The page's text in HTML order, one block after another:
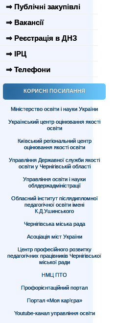
⇒ Публічні закупівлі
⇒ Вакансії
⇒ Реєстрація в ДНЗ
⇒ ІРЦ
⇒ Телефони
КОРИСНІ ПОСИЛАННЯ
Міністерство освіти і науки України
Український центр оцінювання якості
освіти
Київський регіональний центр
оцінювання якості освіти
Управління Державної служби якості
освіти у Чернігівській області
Управління освіти і науки
облдержадміністрації
Обласний інститут післядипломної
педагогічної освіти імені
К.Д.Ушинського
Чернігівська міська рада
Асоціація міст України
Центр професійного розвитку
педагогічних працівників Чернігівської
міської ради
НМЦ ПТО
Профорієнтаційний портал
Портал «Моя кар’єра»
Youtube-канал управління освіти